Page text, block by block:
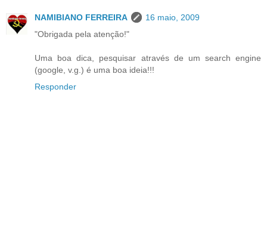
NAMIBIANO FERREIRA
16 maio, 2009
"Obrigada pela atenção!"
Uma boa dica, pesquisar através de um search engine
(google, v.g.) é uma boa ideia!!!
Responder